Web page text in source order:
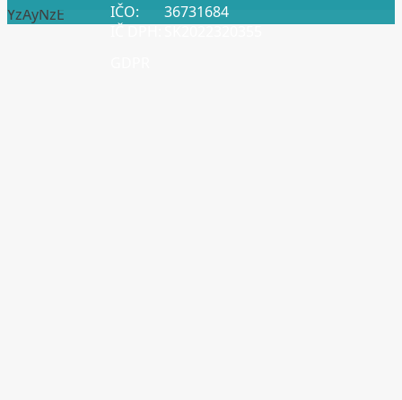
IČO:
36731684
IČ DPH:SK2022320355
YzAyNzE